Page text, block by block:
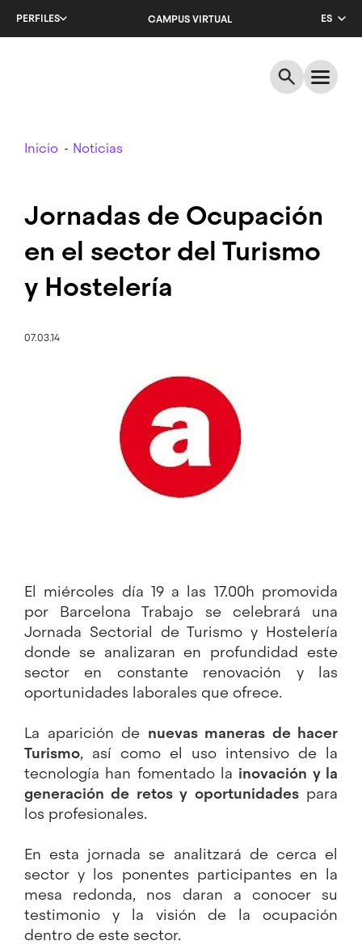
PERFILES CAMPUS VIRTUAL
ES
EN
Breadcrumb
Inicio Noticias
Jornadas de Ocupación
en el sector del Turismo
y Hostelería
07.03.14
El miércoles día 19 a las 17.00h promovida
por Barcelona Trabajo se celebrará una
Jornada Sectorial de Turismo y Hostelería
donde se analizaran en profundidad este
sector en constante renovación y las
oportunidades laborales que ofrece.
La aparición de nuevas maneras de hacer
Turismo, así como el uso intensivo de la
tecnología han fomentado la inovación y la
generación de retos y oportunidadespara
los profesionales.
En esta jornada se analitzará de cerca el
sector y los ponentes participantes en la
mesa redonda, nos daran a conocer su
testimonio y la visión de la ocupación
dentro de este sector.